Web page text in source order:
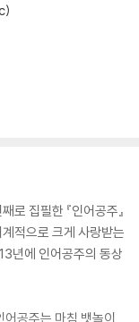
로 집필한 『인어공주』
적으로 크게 사랑받는
년에 인어공주의 동상
어공주는 마침 뱃놀이